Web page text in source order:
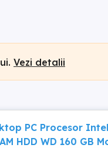
Vezi detalii
PC Procesor
HDD WD 160 GB